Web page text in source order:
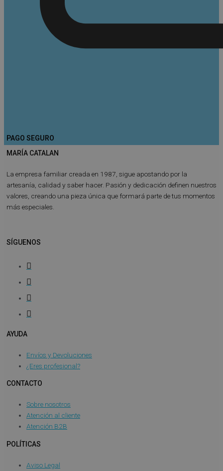
PAGO SEGURO
MARÍA CATALAN
La empresa familiar creada en 1987, sigue apostando por la
artesanía, calidad y saber hacer. Pasión y dedicación definen nuestros
valores, creando una pieza única que formará parte de tus momentos
más especiales.
SÍGUENOS
AYUDA
Envíos y Devoluciones
¿Eres profesional?
CONTACTO
Sobre nosotros
Atención al cliente
Atención B2B
POLÍTICAS
Aviso Legal